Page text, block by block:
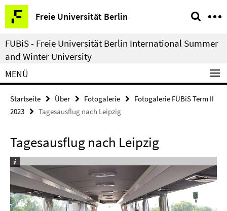
Springe
direkt
zu
Inhalt
Freie Universität Berlin
Service-
Navigation
FUBiS - Freie Universität Berlin International Summer
and Winter University
MENÜ
Startseite Über Fotogalerie
Fotogalerie FUBiS Term II
2023
Tagesausflug nach Leipzig
Tagesausflug nach Leipzig